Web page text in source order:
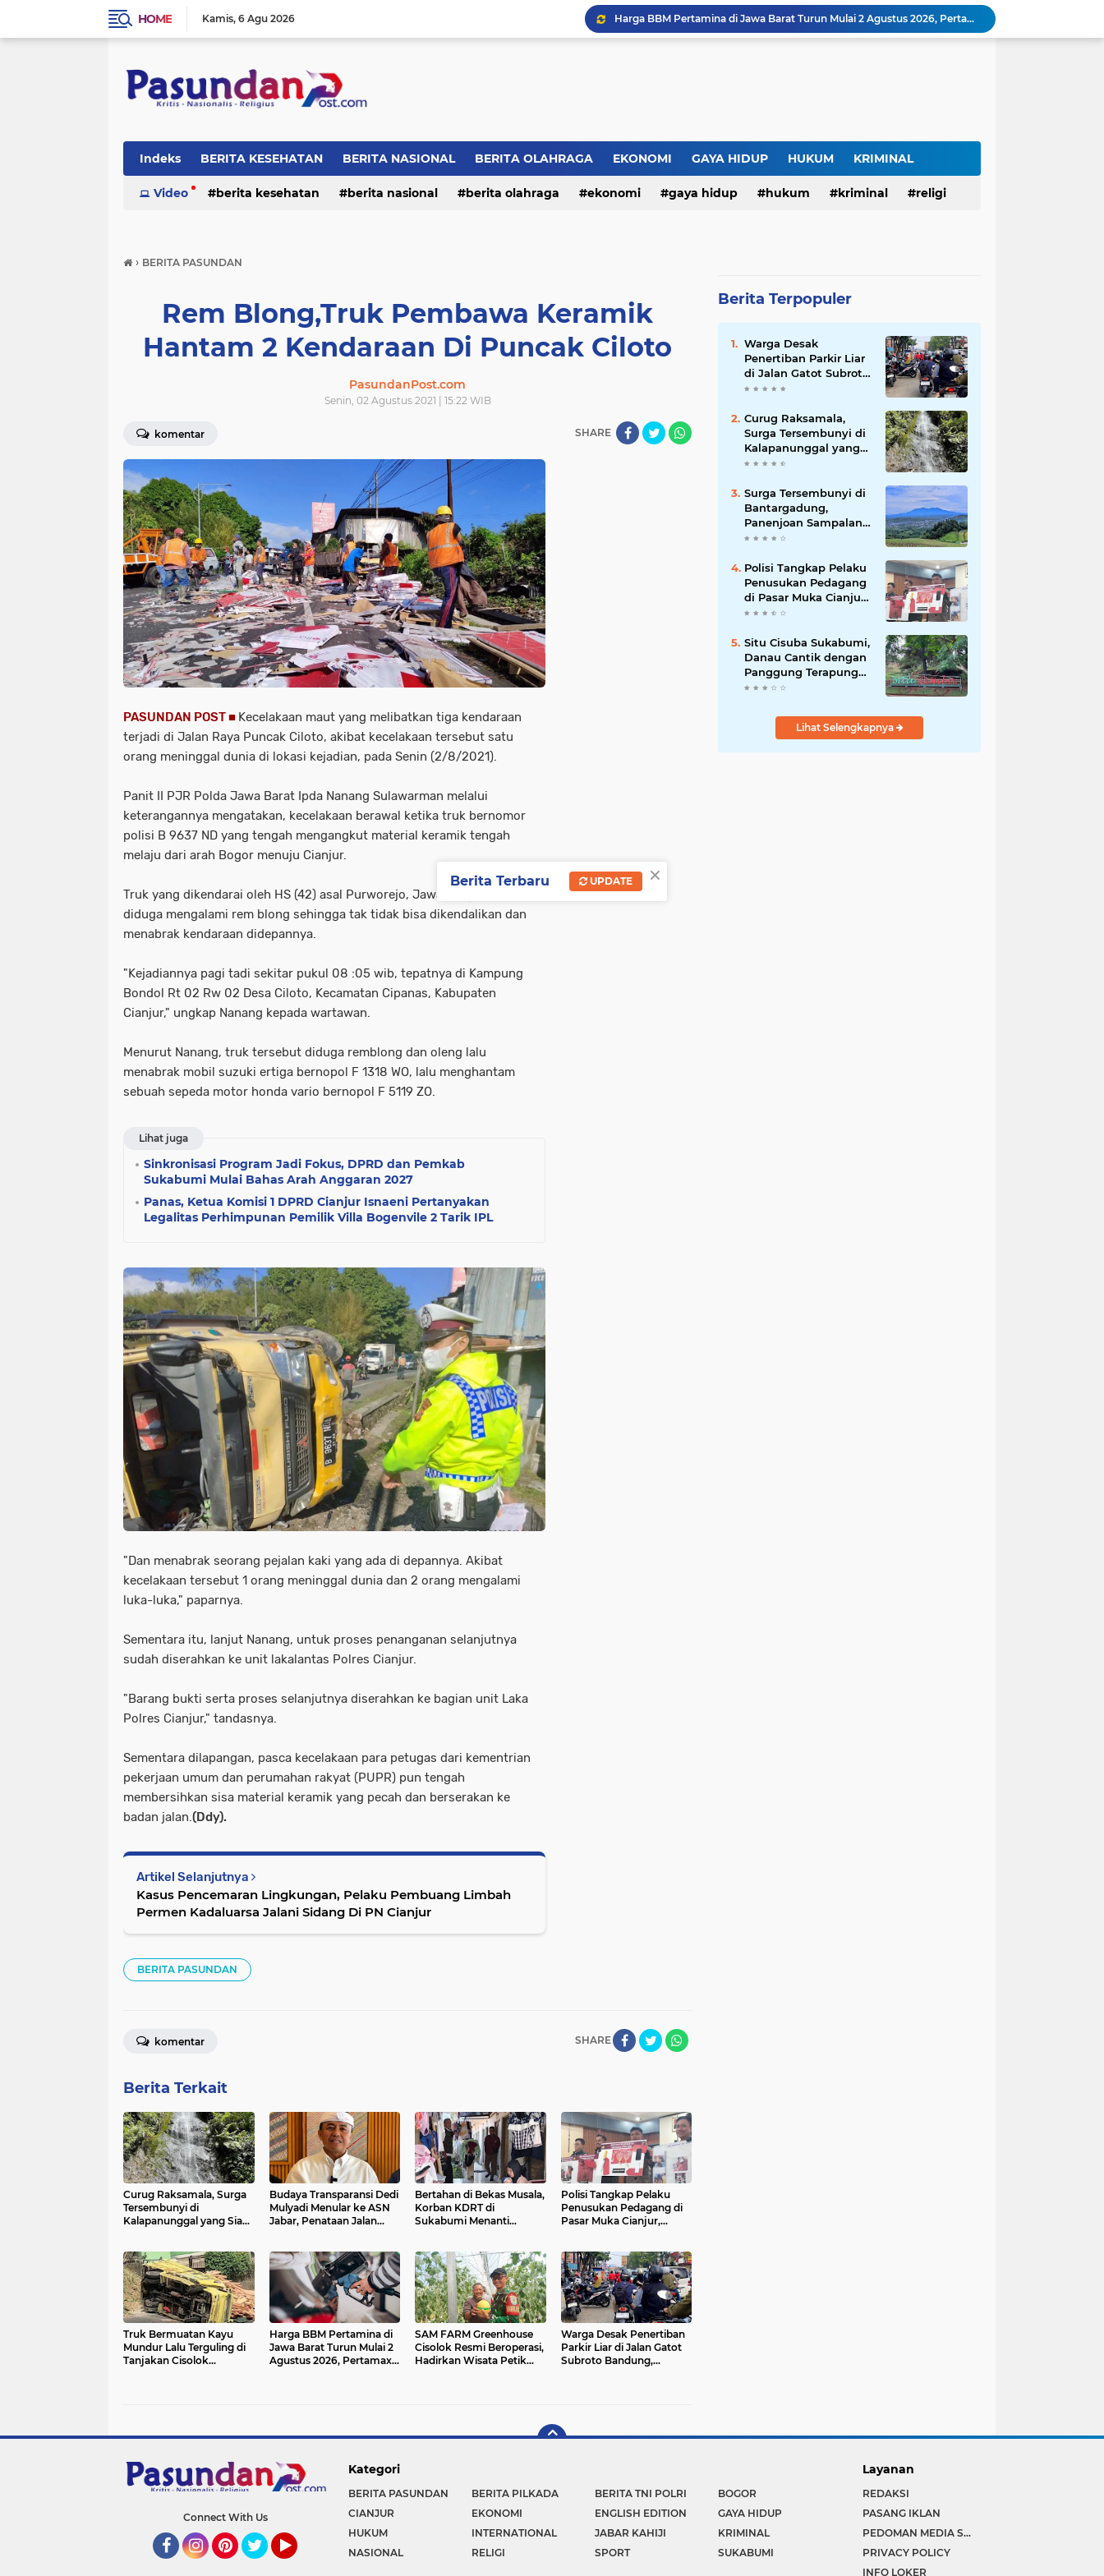
HOME Kamis 6 Agu 2026
Harga BBM Pertamina di Jawa Barat Turun Mulai 2 Agustus 2026, Pertamax Jadi Rp15.950 per Liter, Cek Daftar Harga Terbaru
SAM FARM Greenhouse Cisolok Resmi Beroperasi, Hadirkan Wisata Petik Melon Premium dan Edukasi Pertanian Modern di Sukabumi
Situ Cisuba Sukabumi, Danau Cantik dengan Panggung Terapung yang Cocok Jadi Destinasi Libur Akhir Pekan
Indeks BERITA KESEHATAN BERITA NASIONAL BERITA OLAHRAGA EKONOMI GAYA HIDUP HUKUM KRIMINAL
RELIGI
Video berita kesehatan berita nasional berita olahraga ekonomi gaya hidup hukum kriminal religi
› BERITA PASUNDAN
Rem Blong,Truk Pembawa Keramik
Hantam 2 Kendaraan Di Puncak Ciloto
PasundanPost.com
Senin, 02 Agustus 2021 | 15:22 WIB
komentar SHARE
PASUNDAN POST ■ Kecelakaan maut yang melibatkan tiga kendaraan
terjadi di Jalan Raya Puncak Ciloto, akibat kecelakaan tersebut satu
orang meninggal dunia di lokasi kejadian, pada Senin (2/8/2021).
Panit II PJR Polda Jawa Barat Ipda Nanang Sulawarman melalui
keterangannya mengatakan, kecelakaan berawal ketika truk bernomor
polisi B 9637 ND yang tengah mengangkut material keramik tengah
melaju dari arah Bogor menuju Cianjur.
Truk yang dikendarai oleh HS (42) asal Purworejo, Jawa Tengah itu
diduga mengalami rem blong sehingga tak tidak bisa dikendalikan dan
menabrak kendaraan didepannya.
"Kejadiannya pagi tadi sekitar pukul 08 :05 wib, tepatnya di Kampung
Bondol Rt 02 Rw 02 Desa Ciloto, Kecamatan Cipanas, Kabupaten
Cianjur," ungkap Nanang kepada wartawan.
Menurut Nanang, truk tersebut diduga remblong dan oleng lalu
menabrak mobil suzuki ertiga bernopol F 1318 WO, lalu menghantam
sebuah sepeda motor honda vario bernopol F 5119 ZO.
Lihat juga
Sinkronisasi Program Jadi Fokus, DPRD dan Pemkab
Sukabumi Mulai Bahas Arah Anggaran 2027
Panas, Ketua Komisi 1 DPRD Cianjur Isnaeni Pertanyakan
Legalitas Perhimpunan Pemilik Villa Bogenvile 2 Tarik IPL
"Dan menabrak seorang pejalan kaki yang ada di depannya. Akibat
kecelakaan tersebut 1 orang meninggal dunia dan 2 orang mengalami
luka-luka," paparnya.
Sementara itu, lanjut Nanang, untuk proses penanganan selanjutnya
sudah diserahkan ke unit lakalantas Polres Cianjur.
"Barang bukti serta proses selanjutnya diserahkan ke bagian unit Laka
Polres Cianjur," tandasnya.
Sementara dilapangan, pasca kecelakaan para petugas dari kementrian
pekerjaan umum dan perumahan rakyat (PUPR) pun tengah
membersihkan sisa material keramik yang pecah dan berserakan ke
badan jalan.(Ddy).
Artikel Selanjutnya
Kasus Pencemaran Lingkungan, Pelaku Pembuang Limbah
Permen Kadaluarsa Jalani Sidang Di PN Cianjur
BERITA PASUNDAN
SHARE
komentar
Berita Terkait
Curug Raksamala, Surga
Tersembunyi di
Kalapanunggal yang Siap
Sukabumi
Budaya Transparansi Dedi
Mulyadi Menular ke ASN
Jabar, Penataan Jalan
Bertahan di Bekas Musala,
Korban KDRT di
Sukabumi Menanti
Polisi Tangkap Pelaku
Penusukan Pedagang di
Pasar Muka Cianjur,
Truk Bermuatan Kayu
Mundur Lalu Terguling di
Tanjakan Cisolok
Harga BBM Pertamina di
Jawa Barat Turun Mulai 2
Agustus 2026, Pertamax
SAM FARM Greenhouse
Cisolok Resmi Beroperasi,
Hadirkan Wisata Petik
Warga Desak Penertiban
Parkir Liar di Jalan Gatot
Subroto Bandung,
Berita Terpopuler
Warga Desak
Penertiban Parkir Liar
di Jalan Gatot Subroto
Bandung, Kemacetan
Mengkhawatirkan
Curug Raksamala,
Surga Tersembunyi di
Kalapanunggal yang
Siap Menjadi Ikon
Kabupaten Sukabumi
Surga Tersembunyi di
Bantargadung,
Panenjoan Sampalan
Bersiap Menjadi
Baru Sukabumi
Polisi Tangkap Pelaku
Penusukan Pedagang
di Pasar Muka Cianjur,
Terancam 15 Tahun
Situ Cisuba Sukabumi,
Danau Cantik dengan
Panggung Terapung
yang Cocok Jadi
Pekan
Lihat Selengkapnya
Connect With Us
Kategori
BERITA PASUNDAN BERITA PILKADA BERITA TNI POLRI
BOGOR
CIANJUR
EKONOMI ENGLISH EDITION
GAYA HIDUP
HUKUM
INTERNATIONAL JABAR KAHIJI
KRIMINAL
NASIONAL
RELIGI SPORT SUKABUMI
Layanan
REDAKSI
PASANG IKLAN
PEDOMAN MEDIA SIBER
PRIVACY POLICY
INFO LOKER
×
Berita Terbaru UPDATE